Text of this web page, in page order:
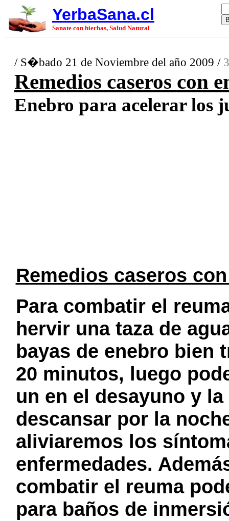
YerbaSana.cl
Sanate con hierbas, Salud Natural
/ S�bado 21 de Noviembre del año 2009 /
Remedios caseros con
Enebro para acelerar los
Remedios caseros
Para combatir el
hervir una taza de
bayas de enebro bien
20 minutos, luego
un en el desayuno y
descansar por la
aliviaremos los
enfermedades.
combatir el reuma
para baños de